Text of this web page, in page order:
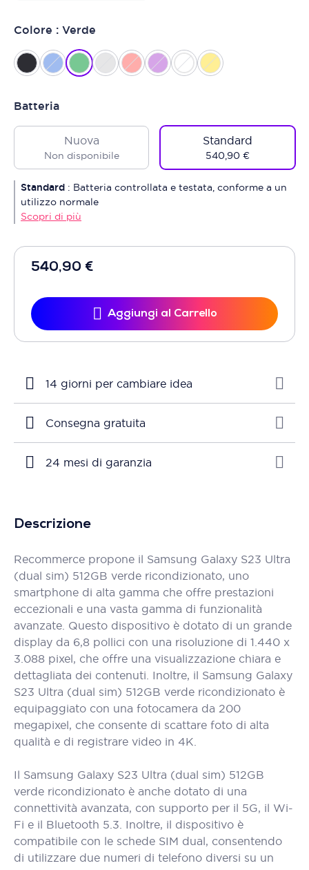
540,90 €
Aggiungi al Carrello
Colore : Verde
Batteria
Nuova
Non disponibile
Standard
540,90 €
Standard : Batteria controllata e testata, conforme a un
utilizzo normale
Scopri di più
14 giorni per cambiare idea
Consegna gratuita
24 mesi di garanzia
Descrizione
Recommerce propone il Samsung Galaxy S23 Ultra
(dual sim) 512GB verde ricondizionato, uno
smartphone di alta gamma che offre prestazioni
eccezionali e una vasta gamma di funzionalità
avanzate. Questo dispositivo è dotato di un grande
display da 6,8 pollici con una risoluzione di 1.440 x
3.088 pixel, che offre una visualizzazione chiara e
dettagliata dei contenuti. Inoltre, il Samsung Galaxy
S23 Ultra (dual sim) 512GB verde ricondizionato è
equipaggiato con una fotocamera da 200
megapixel, che consente di scattare foto di alta
qualità e di registrare video in 4K.
Il Samsung Galaxy S23 Ultra (dual sim) 512GB
verde ricondizionato è anche dotato di una
connettività avanzata, con supporto per il 5G, il Wi-
Fi e il Bluetooth 5.3. Inoltre, il dispositivo è
compatibile con le schede SIM dual, consentendo
di utilizzare due numeri di telefono diversi su un